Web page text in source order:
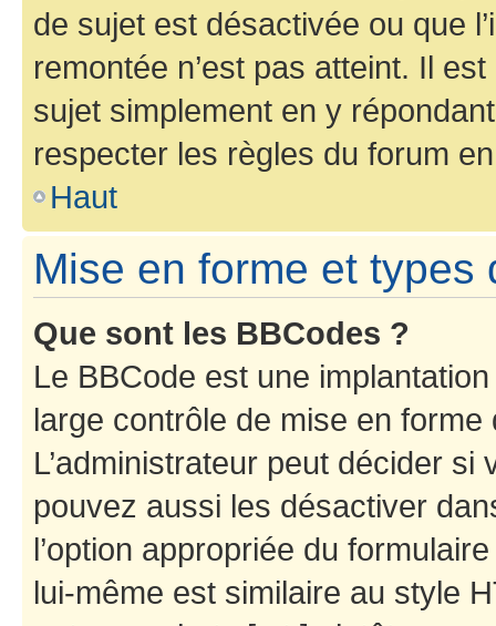
de sujet est désactivée ou que
remontée n’est pas atteint. Il
sujet simplement en y
respecter les règles du forum
Haut
Mise en forme et types
Que sont les BBCodes ?
Le BBCode est une
large contrôle de mise en forme
L’administrateur peut décider
pouvez aussi les désactiver
l’option appropriée du
lui-même est similaire au style